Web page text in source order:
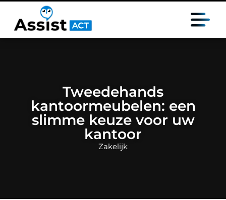
Tweedehands
kantoormeubelen: een
slimme keuze voor uw
kantoor
Zakelijk